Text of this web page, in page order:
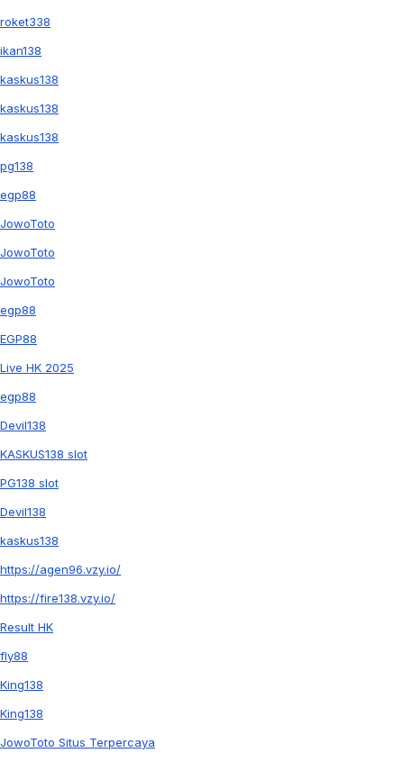
roket338
ikan138
kaskus138
kaskus138
kaskus138
pg138
egp88
JowoToto
JowoToto
JowoToto
egp88
EGP88
Live HK 2025
egp88
Devil138
KASKUS138 slot
PG138 slot
Devil138
kaskus138
https://agen96.vzy.io/
https://fire138.vzy.io/
Result HK
fly88
King138
King138
JowoToto Situs Terpercaya